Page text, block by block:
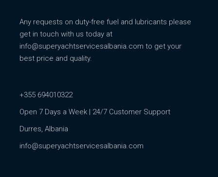
Any requests on duty-free fuel and lubricants please
get in touch with us today at
info@superyachtservicesalbania.com to get your
best price and quality.
+355 694010322
Open 7 Days a Week | 24/7 Customer Support
Durres, Albania
info@superyachtservicesalbania.com